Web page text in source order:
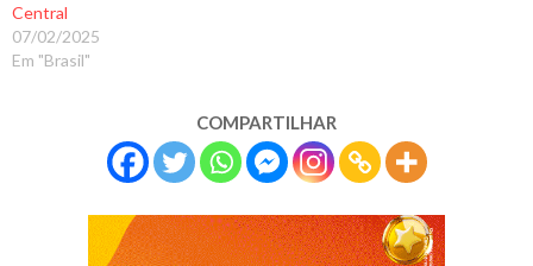
Central
07/02/2025
Em "Brasil"
COMPARTILHAR